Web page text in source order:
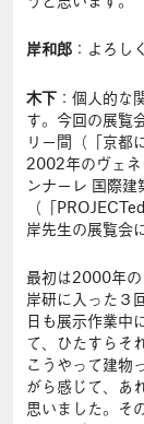
岸和郎 ：よろし
木下 ：個人的な
す。今回の展覧
リー間（「京都
2002年のヴェネ
ンナーレ 国際
（「
岸先生の展覧会
最初は2000年
岸研に入った３
日も展示作業中
て、ひたすらそ
こうやって建物
がら感じて、あ
思いました。そ